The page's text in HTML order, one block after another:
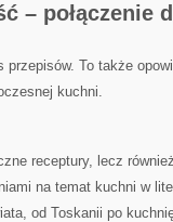
– połączenie
przepisów. To także
kuchni.
receptury, lecz
na temat kuchni w
od Toskanii po